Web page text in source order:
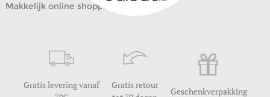
Makkelijk online shoppen
Gratis levering vanaf
Gratis retour
Geschenkverpakking